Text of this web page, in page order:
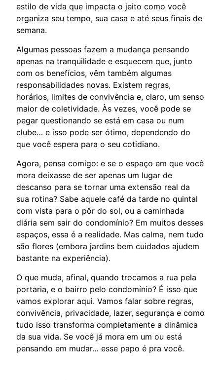
estilo de vida que impacta o jeito como você
organiza seu tempo, sua casa e até seus finais de
semana.
Algumas pessoas fazem a mudança pensando
apenas na tranquilidade e esquecem que, junto
com os benefícios, vêm também algumas
responsabilidades novas. Existem regras,
horários, limites de convivência e, claro, um senso
maior de coletividade. Às vezes, você pode se
pegar questionando se está em casa ou num
clube… e isso pode ser ótimo, dependendo do
que você espera para o seu cotidiano.
Agora, pensa comigo: e se o espaço em que você
mora deixasse de ser apenas um lugar de
descanso para se tornar uma extensão real da
sua rotina? Sabe aquele café da tarde no quintal
com vista para o pôr do sol, ou a caminhada
diária sem sair do condomínio? Em muitos desses
espaços, essa é a realidade. Mas calma, nem tudo
são flores (embora jardins bem cuidados ajudem
bastante na experiência).
O que muda, afinal, quando trocamos a rua pela
portaria, e o bairro pelo condomínio? É isso que
vamos explorar aqui. Vamos falar sobre regras,
convivência, privacidade, lazer, segurança e como
tudo isso transforma completamente a dinâmica
da sua vida. Se você já mora em um ou está
pensando em mudar… esse papo é pra você.